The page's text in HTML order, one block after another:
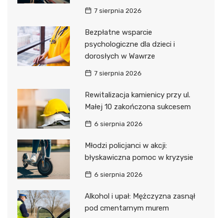
7 sierpnia 2026
Bezpłatne wsparcie
psychologiczne dla dzieci i
dorosłych w Wawrze
7 sierpnia 2026
Rewitalizacja kamienicy przy ul.
Małej 10 zakończona sukcesem
6 sierpnia 2026
Młodzi policjanci w akcji:
błyskawiczna pomoc w kryzysie
6 sierpnia 2026
Alkohol i upał: Mężczyzna zasnął
pod cmentarnym murem